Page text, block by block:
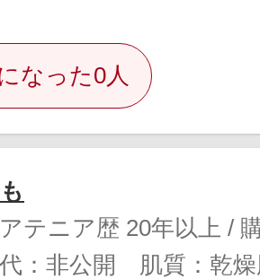
なった0人
アテニア歴 20年以上 /
：非公開 肌質：乾